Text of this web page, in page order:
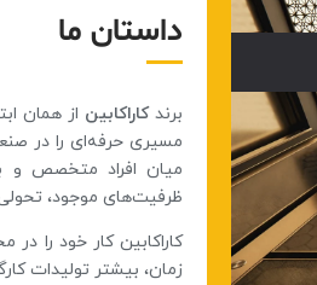
داستان ما
برندکاراکابین از همان
مسیری حرفه‌ای را در
میان افراد متخصص و
ظرفیت‌های موجود، تحولی